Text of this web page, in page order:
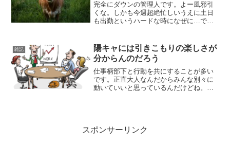
完全にダウンの管理人です。よー風邪引
くな。しかも今週超絶忙しいうえに土日
も出勤というハードな時になぜに…です
は嫌いですわ。何してても風邪引くとき
は引くって。家族に移した...
雑記
陽キャには引きこもりの楽しさが
分からんのだろう
仕事柄部下と行動を共にすることが多い
です。正直大人なんだからみんな別々に
動いていいと思っているんだけどね。ど
スポンサーリンク